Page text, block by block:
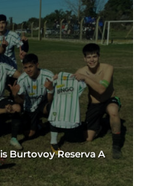
Burtovoy Reserva A